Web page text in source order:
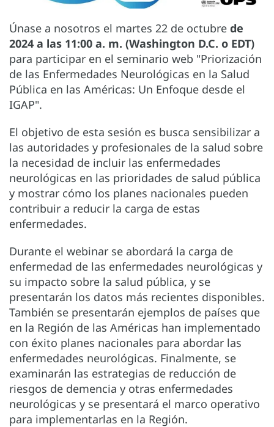
Únase a nosotros el martes 22 de octubre de
2024 a las 11:00 a. m. (Washington D.C. o EDT)
para participar en el seminario web "Priorización
de las Enfermedades Neurológicas en la Salud
Pública en las Américas: Un Enfoque desde el
IGAP".
El objetivo de esta sesión es busca sensibilizar a
las autoridades y profesionales de la salud sobre
la necesidad de incluir las enfermedades
neurológicas en las prioridades de salud pública
y mostrar cómo los planes nacionales pueden
contribuir a reducir la carga de estas
enfermedades.
Durante el webinar se abordará la carga de
enfermedad de las enfermedades neurológicas y
su impacto sobre la salud pública, y se
presentarán los datos más recientes disponibles.
También se presentarán ejemplos de países que
en la Región de las Américas han implementado
con éxito planes nacionales para abordar las
enfermedades neurológicas. Finalmente, se
examinarán las estrategias de reducción de
riesgos de demencia y otras enfermedades
neurológicas y se presentará el marco operativo
para implementarlas en la Región.